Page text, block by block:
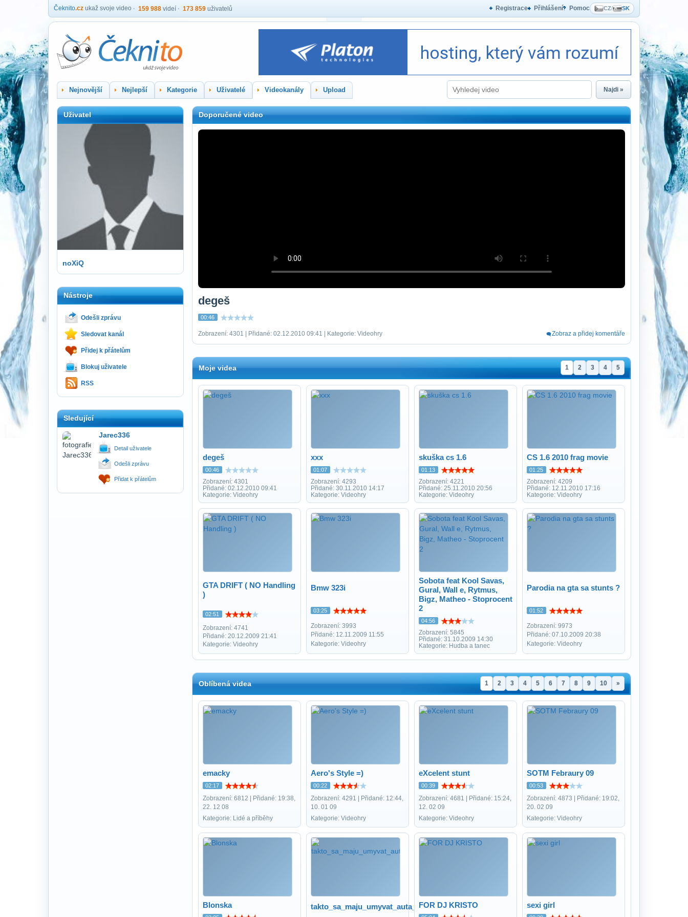
Čeknito.cz ukaž svoje video 159 988 videí 173 859 uživatelů Registrace Přihlášení Pomoc CZ/ SK
Nejnovější Nejlepší Kategorie Uživatelé Videokanály Upload Najdi »
Uživatel
noXiQ
Nástroje
Odešli zprávu
Sledovat kanál
Přidej k přátelům
Blokuj uživatele
RSS
Sledující
Jarec336
Detail uživatele
Odešli zprávu
Přidat k přátelům
Doporučené video
degeš
00:46
Zobrazení: 4301 | Přidané: 02.12.2010 09:41 | Kategorie: Videohry Zobraz a přidej komentáře
Moje videa 1 2 3 4 5
degeš
00:46
Zobrazení: 4301
Přidané: 02.12.2010 09:41
Kategorie: Videohry
xxx
01:07
Zobrazení: 4293
Přidané: 30.11.2010 14:17
Kategorie: Videohry
skuška cs 1.6
01:13
Zobrazení: 4221
Přidané: 25.11.2010 20:56
Kategorie: Videohry
CS 1.6 2010 frag movie
01:25
Zobrazení: 4209
Přidané: 12.11.2010 17:16
Kategorie: Videohry
GTA DRIFT ( NO Handling
)
02:51
Zobrazení: 4741
Přidané: 20.12.2009 21:41
Kategorie: Videohry
Bmw 323i
03:25
Zobrazení: 3993
Přidané: 12.11.2009 11:55
Kategorie: Videohry
Sobota feat Kool Savas,
Gural, Wall e, Rytmus,
Bigz, Matheo - Stoprocent
2
04:56
Zobrazení: 5845
Přidané: 31.10.2009 14:30
Kategorie: Hudba a tanec
Parodia na gta sa stunts ?
01:52
Zobrazení: 9973
Přidané: 07.10.2009 20:38
Kategorie: Videohry
Oblíbená videa 1 2 3 4 5 6 7 8 9 10 »
emacky
02:17
Zobrazení: 6812 | Přidané: 19:38,
22. 12 08
Kategorie: Lidé a příběhy
Aero's Style =)
00:22
Zobrazení: 4291 | Přidané: 12:44,
10. 01 09
Kategorie: Videohry
eXcelent stunt
00:39
Zobrazení: 4681 | Přidané: 15:24,
12. 02 09
Kategorie: Videohry
SOTM Febraury 09
00:53
Zobrazení: 4873 | Přidané: 19:02,
20. 02 09
Kategorie: Videohry
Blonska takto_sa_maju_umyvat_auta_ci_zenyFOR DJ KRISTO sexi girl